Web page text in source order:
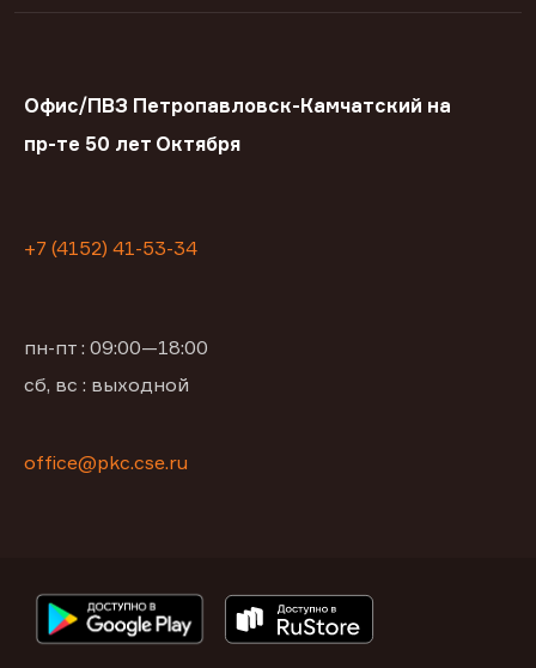
Офис/ПВЗ Петропавловск-Камчатский на
пр-те 50 лет Октября
+7 (4152) 41-53-34
пн-пт : 09:00—18:00
сб, вс : выходной
office@pkc.cse.ru